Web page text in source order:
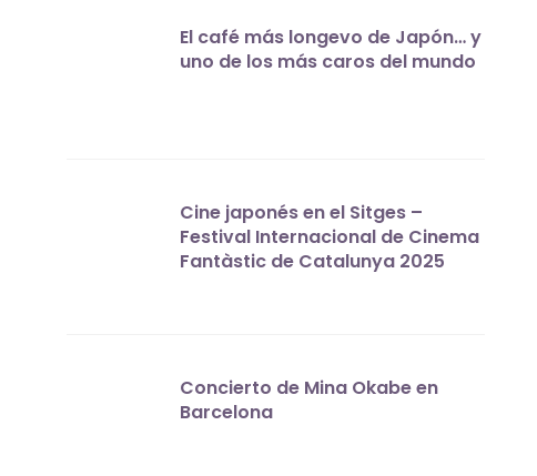
El café más longevo de Japón… y
uno de los más caros del mundo
Cine japonés en el Sitges –
Festival Internacional de Cinema
Fantàstic de Catalunya 2025
Concierto de Mina Okabe en
Barcelona